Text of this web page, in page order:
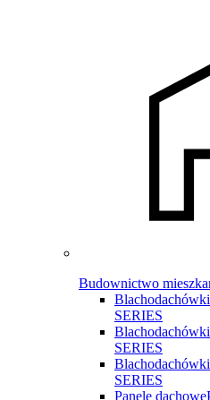
Budownictwo
SERIES
SERIES
SERIES
Panele dachowe